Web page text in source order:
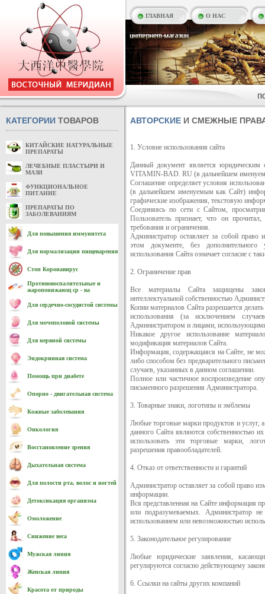
ГЛАВНАЯ О НАС
КАТЕГОРИИ ТОВАРОВ
КИТАЙСКИЕ НАТУРАЛЬНЫЕ
ПРЕПАРАТЫ
ЛЕЧЕБНЫЕ ПЛАСТЫРИ И
МАЗИ
ФУНКЦИОНАЛЬНОЕ
ПИТАНИЕ
ПРЕПАРАТЫ ПО
ЗАБОЛЕВАНИЯМ
Для повышения иммунитета
Для нормализации пищеварения
Стоп Коронавирус
Противовоспалительные и
жаропонижающ ср - ва
Для сердечно-cосудистой системы
Для мочеполовой системы
Для нервной системы
Эндокринная система
Помощь при диабете
Опорно - двигательная система
Кожные заболевания
Онкология
Восстановление зрения
Дыхательная система
Для полости рта, волос и ногтей
Детоксикация организма
Омоложение
Снижение веса
Мужская линия
Женская линия
Красота от природы
АВТОРСКИЕ И СМЕЖНЫЕ
1. Условие использования сайта
Данный документ является юридическим
VITAMIN-BAD. RU (в дальнейшем
Соглашение определяет условия
(в дальнейшем именуемым как Сайт)
графические изображения, текстовую
Соединяясь по сети с Сайтом,
Пользователь признает, что он
требования и ограничения.
Администратор оставляет за собой право
этом документе, без дополнительного
использования Сайта означает согласие с
2. Ограничение прав
Все материалы Сайта защищены
интеллектуальной собственностью
Копии материалов Сайта разрешается
использования (за исключением
Администратором и лицами,
Никакое другое использование
модификация материалов Сайта.
Информация, содержащаяся на Сайте, не
либо способом без предварительного
случаев, указанных в данном соглашении.
Полное или частичное воспроизведение
письменного разрешения Администратора.
3. Товарные знаки, логотипы и эмблемы
Любые торговые марки продуктов и услуг,
данного Сайта являются собственностью
использовать эти торговые марки,
разрешения правообладателей.
4. Отказ от ответственности и гарантий
Администратор оставляет за собой право
информации.
Вся представленная на Сайте информация
или подразумеваемых. Администратор
использованием или невозможностью
5. Законодательное регулирование
Любые юридические заявления,
регулируются согласно действующему
6. Ссылки на сайты других компаний